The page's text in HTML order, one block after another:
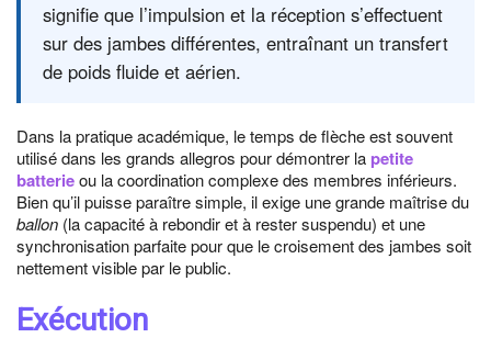
signifie que l’impulsion et la réception s’effectuent
sur des jambes différentes, entraînant un transfert
de poids fluide et aérien.
Dans la pratique académique, le temps de flèche est souvent
utilisé dans les grands allegros pour démontrer la petite
batterieou la coordination complexe des membres inférieurs.
Bien qu’il puisse paraître simple, il exige une grande maîtrise du
ballon (la capacité à rebondir et à rester suspendu) et une
synchronisation parfaite pour que le croisement des jambes soit
nettement visible par le public.
Exécution